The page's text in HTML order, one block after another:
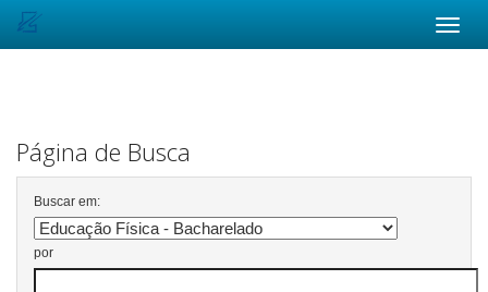
Página de Busca
Buscar em:
por